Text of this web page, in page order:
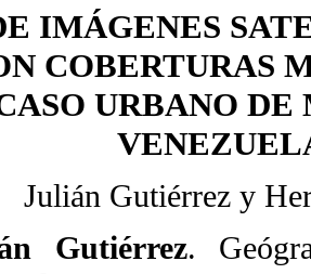
IMÁGENES
COBERTURAS
URBANO DE
Julián Gutiérrez y
Gutiérrez.